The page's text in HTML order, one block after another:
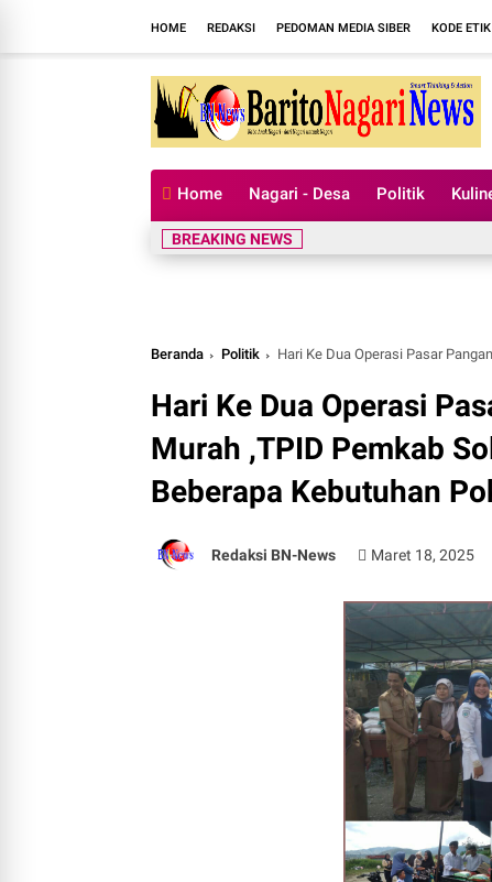
HOME REDAKSI PEDOMAN MEDIA SIBER KODE
Home Nagari - Desa Politik
BREAKING NEWS
Beranda Politik Hari Ke Dua Operasi Pasar Pangan dan
Hari Ke Dua Operasi
Murah ,TPID Pemkab
Beberapa Kebutuhan
Redaksi BN-News Maret 18, 2025